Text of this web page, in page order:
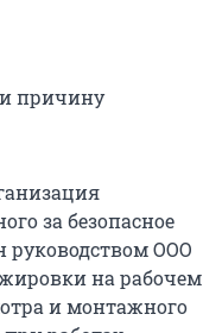
причину
за безопасное
руководством ООО
на рабочем
и монтажного